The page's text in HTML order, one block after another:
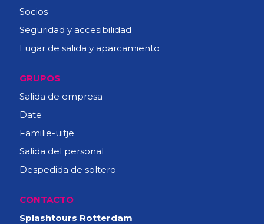
Socios
Seguridad y accesibilidad
Lugar de salida y aparcamiento
GRUPOS
Salida de empresa
Date
Familie-uitje
Salida del personal
Despedida de soltero
CONTACTO
Splashtours Rotterdam